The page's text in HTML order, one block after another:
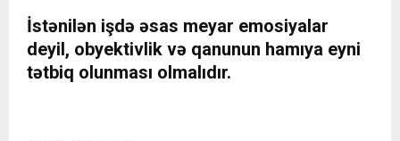
İstənilən işdə əsas meyar emosiyalar
deyil, obyektivlik və qanunun hamıya eyni
tətbiq olunması olmalıdır.